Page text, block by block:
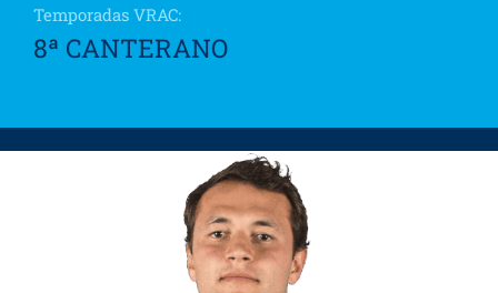
Temporadas VRAC:
8ª CANTERANO